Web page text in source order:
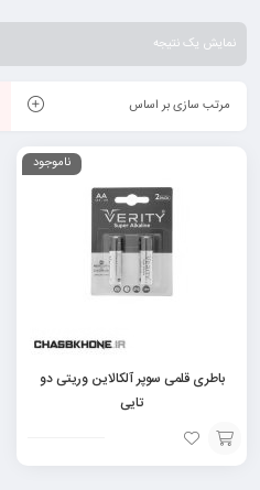
نمایش یک نتیجه
مرتب سازی بر اساس
ناموجود
باطری قلمی سوپر آلکالاین وریتی دو
تایی
افزودن